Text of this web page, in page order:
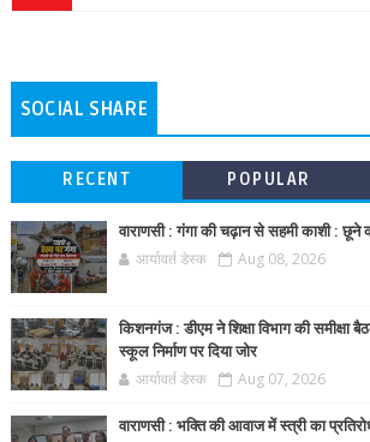
SOCIAL SHARE
RECENT POPULAR
वाराणसी : गंगा की चढ़ान से सहमी काशी : छूने
आर्यावर्त डेस्क Aug 08, 2026
किशनगंज : डीएम ने शिक्षा विभाग की समीक्षा
स्कूल निर्माण पर दिया जोर
आर्यावर्त डेस्क Aug 07, 2026
वाराणसी : भक्ति की आवाज में स्त्री का